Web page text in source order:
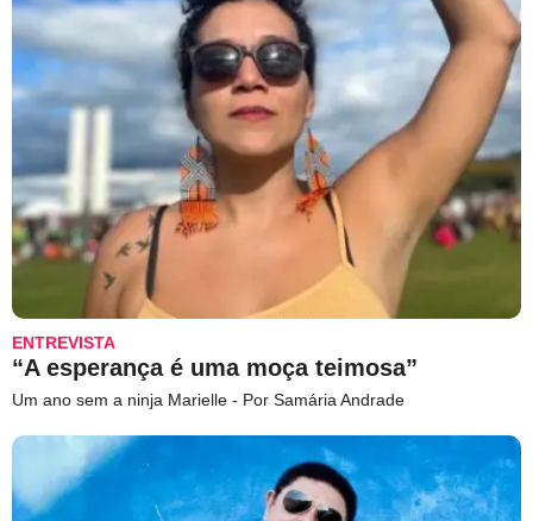
ENTREVISTA
“A esperança é uma moça teimosa”
Um ano sem a ninja Marielle - Por Samária Andrade